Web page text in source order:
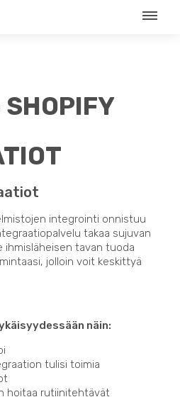
integrointi onnistuu
takaa sujuvan
ihmisläheisen tavan tuoda
jolloin voit keskittyä
näin:
tulisi toimia
hoitaa rutiinitehtävät